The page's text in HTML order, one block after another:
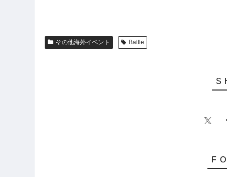
その他海外イベント Battle